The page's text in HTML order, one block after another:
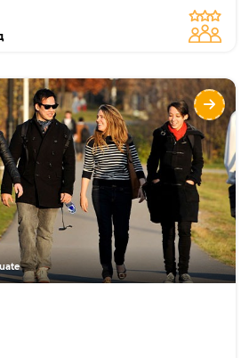
Humber College
Описание
Курсы
Языки
Направления
крупных государственных
колледжей в
Высокое качество
программ пост высшего
образования.